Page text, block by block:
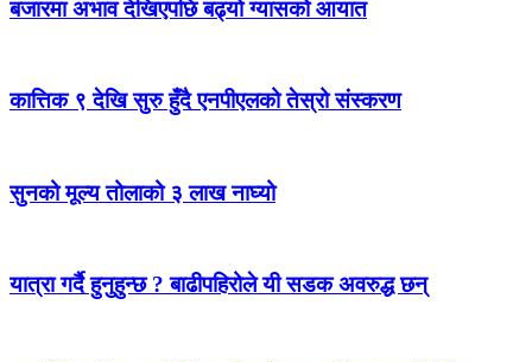
बजारमा अभाव देखिएपछि बढ्यो ग्यासको आयात
कात्तिक ९ देखि सुरु हुँदै एनपीएलको तेस्रो संस्करण
सुनको मूल्य तोलाको ३ लाख नाघ्यो
यात्रा गर्दै हुनुहुन्छ ? बाढीपहिरोले यी सडक अवरुद्ध छन्